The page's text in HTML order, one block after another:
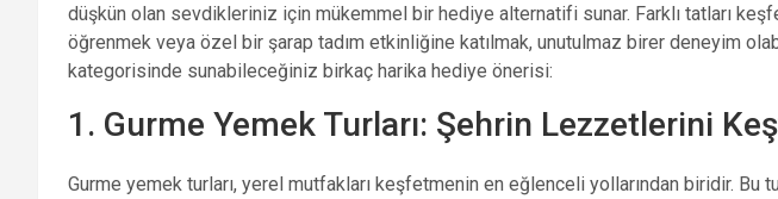
düşkün olan sevdikleriniz için mükemmel bir hediye alternatifi sunar. Farklı tatları
öğrenmek veya özel bir şarap tadım etkinliğine katılmak, unutulmaz birer deneyim
kategorisinde sunabileceğiniz birkaç harika hediye önerisi:
1. Gurme Yemek Turları: Şehrin Lezzetlerini
Gurme yemek turları, yerel mutfakları keşfetmenin en eğlenceli yollarından biridir. Bu